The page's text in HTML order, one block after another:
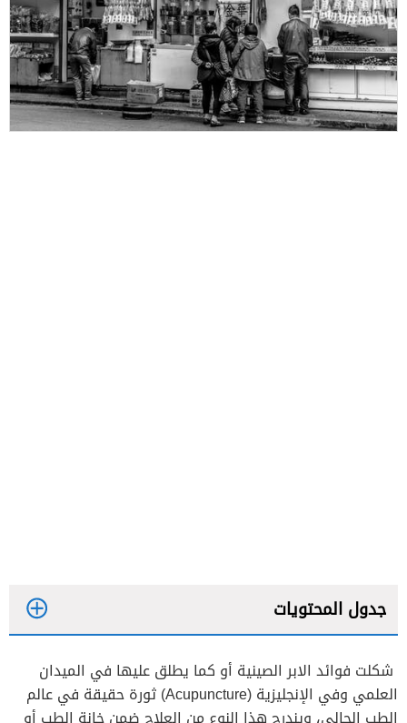
جدول المحتويات
فوائد أخرى للابر الصينية
شكلت فوائد الابر الصينية أو كما يطلق عليها في الميدان
العلمي وفي الإنجليزية (Acupuncture) ثورة حقيقة في عالم